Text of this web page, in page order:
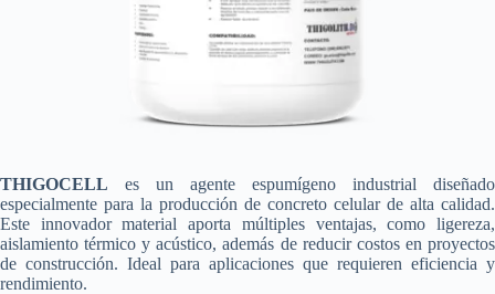
THIGOCELL es un agente espumígeno industrial diseñado
especialmente para la producción de concreto celular de alta calidad.
Este innovador material aporta múltiples ventajas, como ligereza,
aislamiento térmico y acústico, además de reducir costos en proyectos
de construcción. Ideal para aplicaciones que requieren eficiencia y
rendimiento.